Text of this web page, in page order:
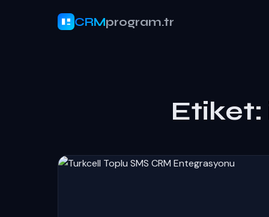
CRMprogram.tr
Etiket: